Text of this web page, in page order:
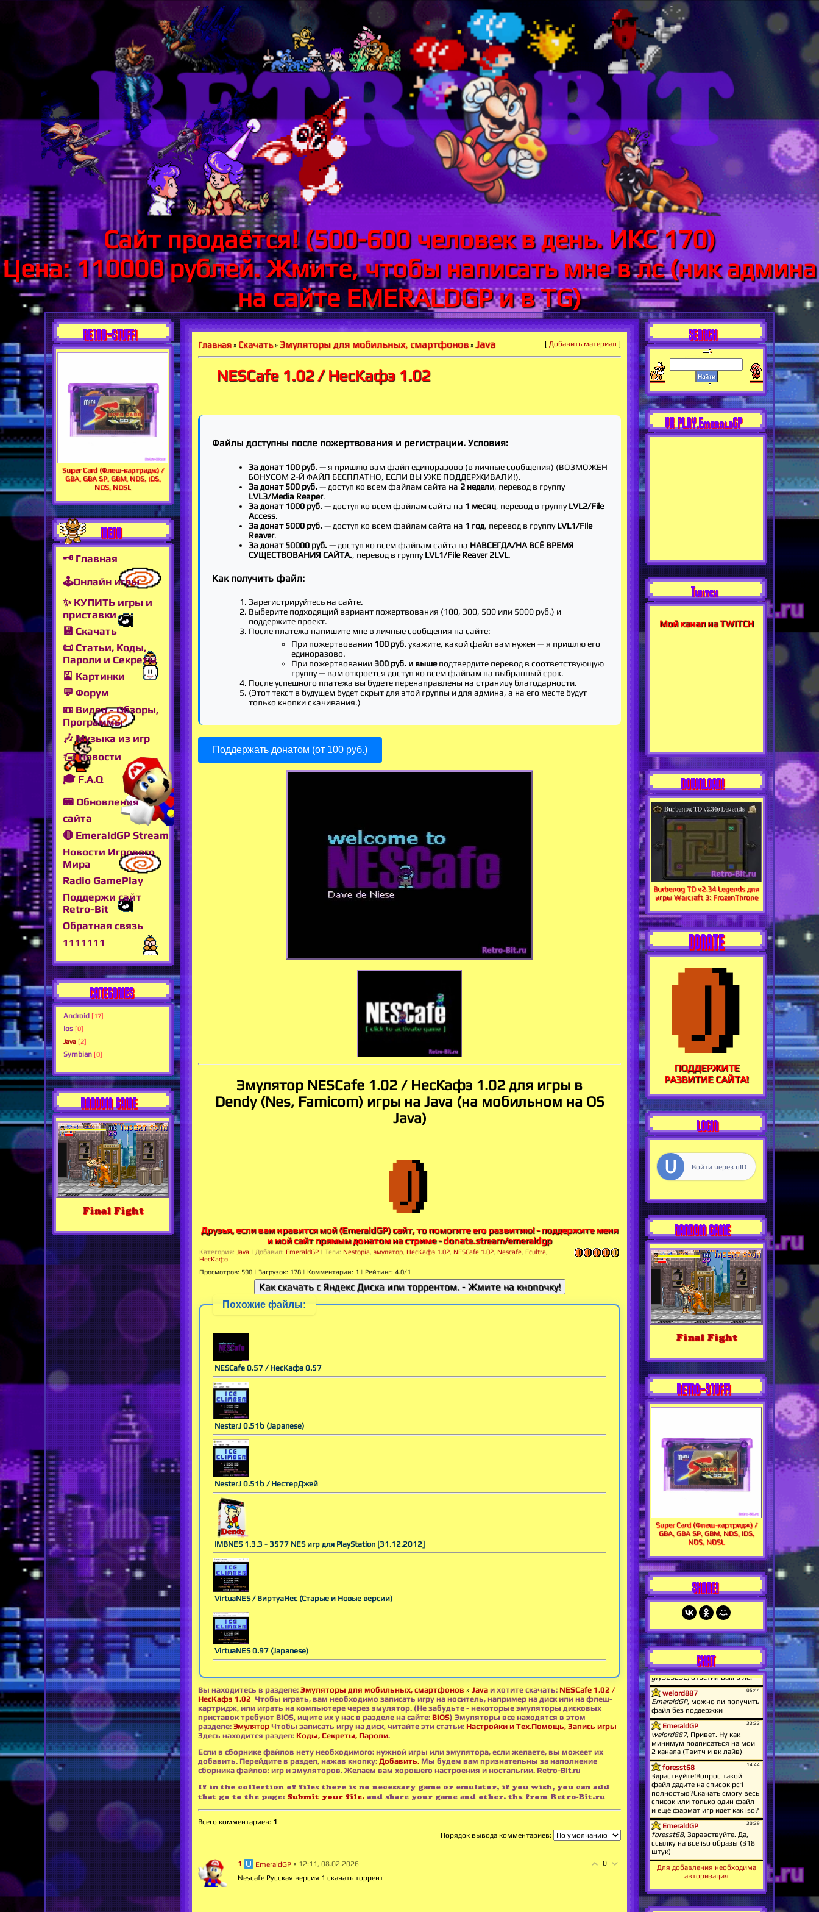
Сайт продаётся! (500-600 человек в день. ИКС 170)
Цена: 110000 рублей. Жмите, чтобы написать мне в лс (ник админа
на сайте EMERALDGP и в TG)
RETRO-STUFF!
Super Card (Флеш-картридж) /
GBA, GBA SP, GBM, NDS, IDS,
NDS, NDSL
MENU
🗝 Главная
🕹Онлайн игры
✨ КУПИТЬ игры и
приставки
💾 Скачать
📜 Статьи, Коды,
Пароли и Секреты
🎴 Картинки
💬 Форум
📼 Видео - Обзоры,
Программы
🎶 Музыка из игр
🖅 Новости
🎓 F.A.Q
📟 Обновления
сайта
🔴 EmeraldGP Stream
Новости Игрового
Мира
Radio GamePlay
Поддержи сайт
Retro-Bit
Обратная связь
1111111
CATEGORIES
Android [17]
Ios [0]
Java [2]
Symbian [0]
RANDOM GAME
Final Fight
Главная » Скачать» Эмуляторы для мобильных, смартфонов» Java [ Добавить материал ]
NESCafe 1.02 / НесКафэ 1.02
Файлы доступны после пожертвования и регистрации. Условия:
За донат 100 руб.— я пришлю вам файл единоразово (в личные сообщения) (ВОЗМОЖЕН
БОНУСОМ 2-Й ФАЙЛ БЕСПЛАТНО, ЕСЛИ ВЫ УЖЕ ПОДДЕРЖИВАЛИ!).
За донат 500 руб.— доступ ко всем файлам сайта на 2 недели, перевод в группу
LVL3/Media Reaper.
За донат 1000 руб.— доступ ко всем файлам сайта на 1 месяц, перевод в группуLVL2/File
Access.
За донат 5000 руб.— доступ ко всем файлам сайта на 1 год, перевод в группуLVL1/File
Reaver.
За донат 50000 руб.— доступ ко всем файлам сайта на НАВСЕГДА/НА ВСЁ ВРЕМЯ
СУЩЕСТВОВАНИЯ САЙТА., перевод в группуLVL1/File Reaver 2LVL.
Как получить файл:
Зарегистрируйтесь на сайте.
Выберите подходящий вариант пожертвования (100, 300, 500 или 5000 руб.) и
поддержите проект.
После платежа напишите мне в личные сообщения на сайте:
При пожертвовании 100 руб.укажите, какой файл вам нужен — я пришлю его
единоразово.
При пожертвовании 300 руб. и вышеподтвердите перевод в соответствующую
группу — вам откроется доступ ко всем файлам на выбранный срок.
После успешного платежа вы будете перенаправлены на страницу благодарности.
(Этот текст в будущем будет скрыт для этой группы и для админа, а на его месте будут
только кнопки скачивания.)
Поддержать донатом (от 100 руб.)
Эмулятор NESCafe 1.02 / НесКафэ 1.02 для игры в
Dendy (Nes, Famicom) игры на Java (на мобильном на OS
Java)
Друзья, если вам нравится мой (EmeraldGP) сайт, то помогите его развитию! - поддержите меня
и мой сайт прямым донатом на стриме - donate.stream/emeraldgp
Категория: Java | Добавил: EmeraldGP | Теги: Nestopia эмулятор НесКафэ 1.02 NESCafe 1.02 Nescafe Fcultra
НесКафэ
Просмотров: 590 | Загрузок: 178 | Комментарии: 1 | Рейтинг: 4.0/1
Как скачать с Яндекс Диска или торрентом. - Жмите на кнопочку!
Похожие файлы:
NESCafe 0.57 / НесКафэ 0.57
NesterJ 0.51b (Japanese)
NesterJ 0.51b / НестерДжей
IMBNES 1.3.3 - 3577 NES игр для PlayStation [31.12.2012]
VirtuaNES / ВиртуаНес (Старые и Новые версии)
VirtuaNES 0.97 (Japanese)
Вы находитесь в разделе: Эмуляторы для мобильных, смартфонов » Java и хотите скачать: NESCafe 1.02 /
НесКафэ 1.02 Чтобы играть, вам необходимо записать игру на носитель, например на диск или на флеш-
картридж, или играть на компьютере через эмулятор. (Не забудьте - некоторые эмуляторы дисковых
приставок требуют BIOS, ищите их у нас в разделе на сайте: BIOS) Эмуляторы все находятся в этом
разделе: Эмулятор Чтобы записать игру на диск, читайте эти статьи: Настройки и Тех.Помощь, Запись игры
Здесь находится раздел: Коды, Секреты, Пароли.
Если в сборнике файлов нету необходимого: нужной игры или эмулятора, если желаете, вы можеет их
добавить. Перейдите в раздел, нажав кнопку: Добавить. Мы будем вам признательны за наполнение
сборника файлов: игр и эмуляторов. Желаем вам хорошего настроения и ностальгии. Retro-Bit.ru
If in the collection of files there is no necessary game or emulator, if you wish, you can add
that go to the page: Submit your file. and share your game and other. thx from Retro-Bit.ru
Всего комментариев: 1
Порядок вывода комментариев:
0
1 EmeraldGP • 12:11, 08.02.2026
Nescafe Русская версия 1 скачать торрент
SEARCH
VK PLAY.EmeraldGP
Twitch
Мой канал на TWITCH
DOWNLOAD!
Burbenog TD v2.34 Legends для
игры Warcraft 3: FrozenThrone
DONATE
ПОДДЕРЖИТЕ
РАЗВИТИЕ САЙТА!
LOGIN
Войти через uID
RANDOM GAME
Final Fight
RETRO-STUFF!
Super Card (Флеш-картридж) /
GBA, GBA SP, GBM, NDS, IDS,
NDS, NDSL
SHARE!
CHAT
Для добавления необходима
авторизация